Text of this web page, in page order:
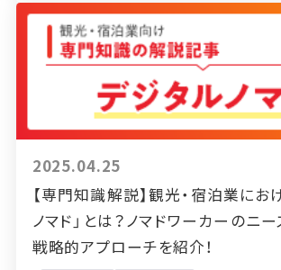
2025.04.25
【専門知識解説】観光・宿泊業にお
ノマド」とは？ノマドワーカーのニ
戦略的アプローチを紹介！